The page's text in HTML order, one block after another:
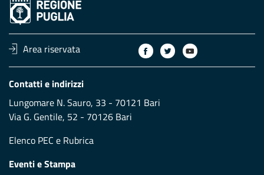
Area riservata
Contatti e indirizzi
Lungomare N. Sauro, 33 - 70121 Bari
Via G. Gentile, 52 - 70126 Bari
Elenco PEC e Rubrica
Eventi e Stampa